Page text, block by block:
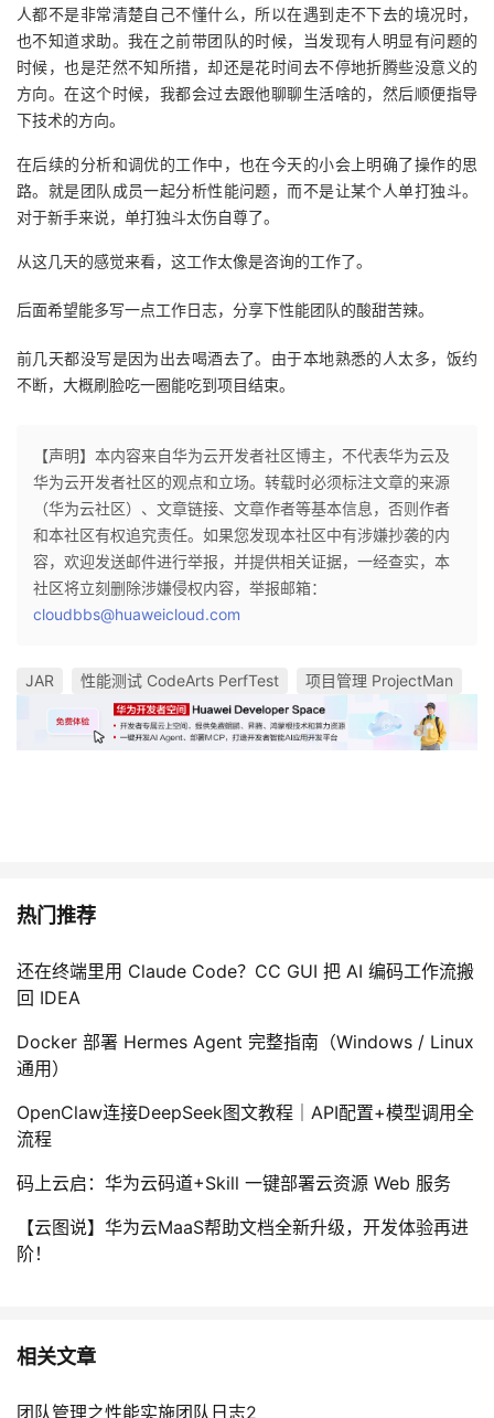
发
者
学
堂
我
程
认
的
验
我
收
藏
Programs
的
支
持
我
的
支
我
声
议
人都不是非常清楚自己不懂什么，所以在遇到走不下去的境况时，
也不知道求助。我在之前带团队的时候，当发现有人明显有问题的
时候，也是茫然不知所措，却还是花时间去不停地折腾些没意义的
方向。在这个时候，我都会过去跟他聊聊生活啥的，然后顺便指导
下技术的方向。
在后续的分析和调优的工作中，也在今天的小会上明确了操作的思
路。就是团队成员一起分析性能问题，而不是让某个人单打独斗。
对于新手来说，单打独斗太伤自尊了。
从这几天的感觉来看，这工作太像是咨询的工作了。
后面希望能多写一点工作日志，分享下性能团队的酸甜苦辣。
前几天都没写是因为出去喝酒去了。由于本地熟悉的人太多，饭约
不断，大概刷脸吃一圈能吃到项目结束。
【声明】本内容来自华为云开发者社区博主，不代表华为云及
华为云开发者社区的观点和立场。转载时必须标注文章的来源
（华为云社区）、文章链接、文章作者等基本信息，否则作者
和本社区有权追究责任。如果您发现本社区中有涉嫌抄袭的内
容，欢迎发送邮件进行举报，并提供相关证据，一经查实，本
社区将立刻删除涉嫌侵权内容，举报邮箱：
cloudbbs@huaweicloud.com
JAR 性能测试 CodeArts PerfTest 项目管理 ProjectMan
热门推荐
还在终端里用 Claude Code？CC GUI 把 AI 编码工作流搬
回 IDEA
Docker 部署 Hermes Agent 完整指南（Windows / Linux
通用）
OpenClaw连接DeepSeek图文教程｜API配置+模型调用全
流程
码上云启：华为云码道+Skill 一键部署云资源 Web 服务
【云图说】华为云MaaS帮助文档全新升级，开发体验再进
阶！
相关文章
团队管理之性能实施团队日志2